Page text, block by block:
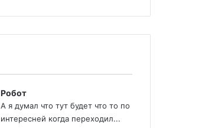
Робот
А я думал что тут будет что то по
интересней когда переходил...